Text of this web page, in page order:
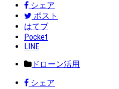
シェア
ポスト
はてブ
Pocket
LINE
ドローン活用
シェア